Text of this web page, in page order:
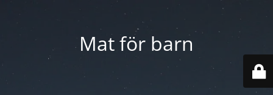
Mat för barn